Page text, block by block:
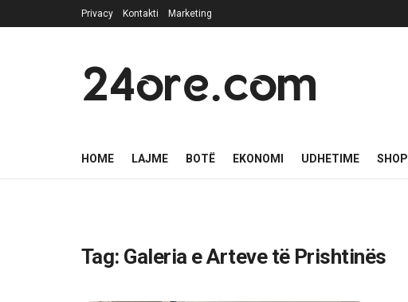
Privacy Kontakti Marketing
24ore.com
HOME LAJME BOTË EKONOMI UDHETIME SHOP
Tag: Galeria e Arteve të Prishtinës